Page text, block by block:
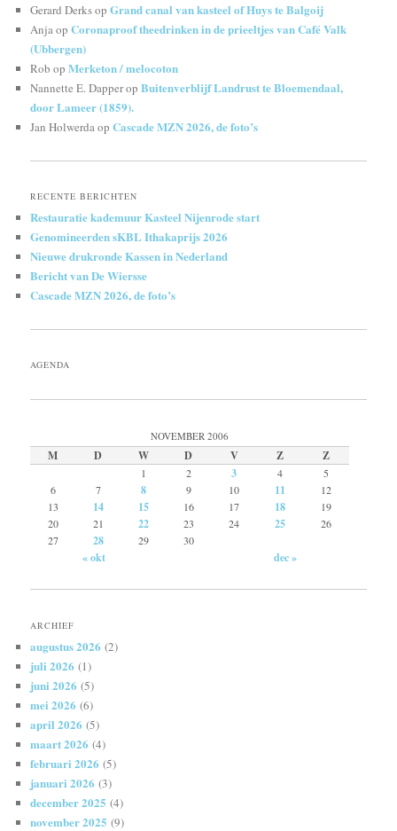
Gerard DerksopGrand canal van kasteel of Huys te Balgoij
AnjaopCoronaproof theedrinken in de prieeltjes van Café Valk
(Ubbergen)
Rob opMerketon / melocoton
Nannette E. DapperopBuitenverblijf Landrust te Bloemendaal,
door Lameer (1859).
Jan HolwerdaopCascade MZN 2026, de foto’s
RECENTE BERICHTEN
Restauratie kademuur Kasteel Nijenrode start
Genomineerden sKBL Ithakaprijs 2026
Nieuwe drukronde Kassen in Nederland
Bericht van De Wiersse
Cascade MZN 2026, de foto’s
AGENDA
NOVEMBER 2006
M D W D V Z Z
1 2 3 4
5
6
7 8 9 10 11
12
13
14 15 16 17 18
19
20
21 22 23 24 25
26
27
28 29 30
« okt dec »
ARCHIEF
augustus 2026 (2)
juli 2026 (1)
juni 2026 (5)
mei 2026 (6)
april 2026 (5)
maart 2026 (4)
februari 2026 (5)
januari 2026 (3)
december 2025 (4)
november 2025 (9)